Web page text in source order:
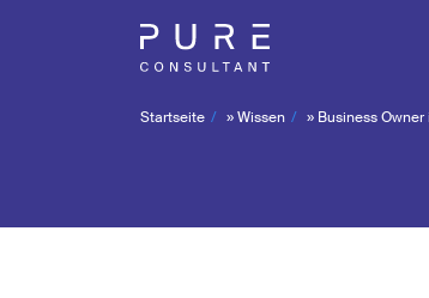
Startseite »Wissen » Business Owner